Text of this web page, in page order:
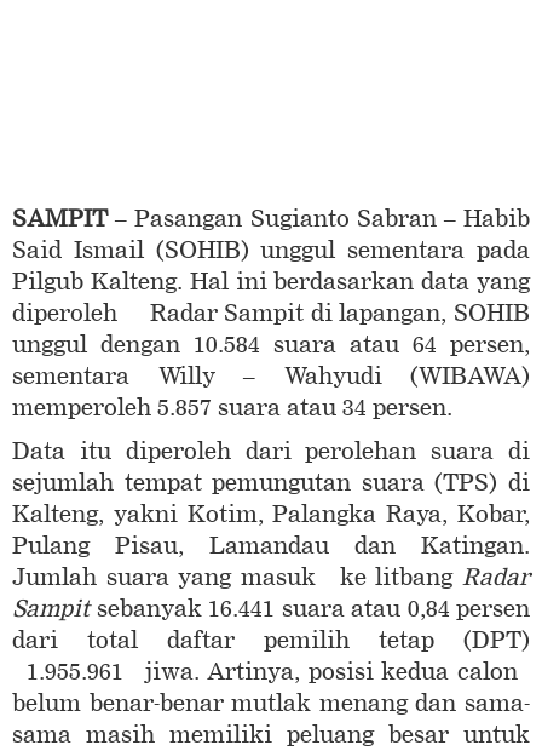
SAMPIT– Pasangan Sugianto Sabran – Habib
Said Ismail (SOHIB) unggul sementara pada
Pilgub Kalteng. Hal ini berdasarkan data yang
diperoleh Radar Sampit di lapangan, SOHIB
unggul dengan 10.584 suara atau 64 persen,
sementara Willy – Wahyudi (WIBAWA)
memperoleh 5.857 suara atau 34 persen.
Data itu diperoleh dari perolehan suara di
sejumlah tempat pemungutan suara (TPS) di
Kalteng, yakni Kotim, Palangka Raya, Kobar,
Pulang Pisau, Lamandau dan Katingan.
Jumlah suara yang masuk ke litbang Radar
Sampitsebanyak 16.441 suara atau 0,84 persen
dari total daftar pemilih tetap (DPT)
1.955.961 jiwa. Artinya, posisi kedua calon
belum benar-benar mutlak menang dan sama-
sama masih memiliki peluang besar untuk